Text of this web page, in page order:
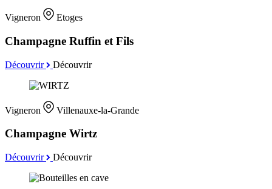
Vigneron Etoges
Champagne Ruffin et Fils
Découvrir Découvrir
Vigneron Villenauxe-la-Grande
Champagne Wirtz
Découvrir Découvrir